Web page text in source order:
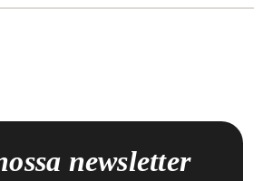
newsletter